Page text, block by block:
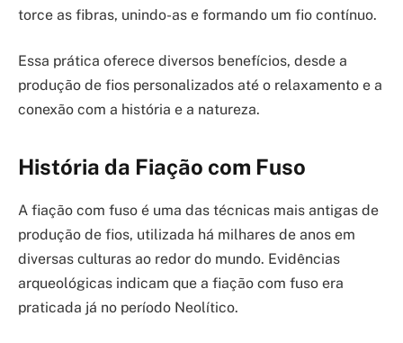
torce as fibras, unindo-as e formando um fio contínuo.
Essa prática oferece diversos benefícios, desde a
produção de fios personalizados até o relaxamento e a
conexão com a história e a natureza.
História da Fiação com Fuso
A fiação com fuso é uma das técnicas mais antigas de
produção de fios, utilizada há milhares de anos em
diversas culturas ao redor do mundo. Evidências
arqueológicas indicam que a fiação com fuso era
praticada já no período Neolítico.